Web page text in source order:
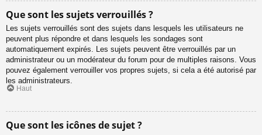
Que sont les sujets verrouillés ?
Les sujets verrouillés sont des sujets dans lesquels les utilisateurs ne
peuvent plus répondre et dans lesquels les sondages sont
automatiquement expirés. Les sujets peuvent être verrouillés par un
administrateur ou un modérateur du forum pour de multiples raisons. Vous
pouvez également verrouiller vos propres sujets, si cela a été autorisé par
les administrateurs.
Haut
Que sont les icônes de sujet ?